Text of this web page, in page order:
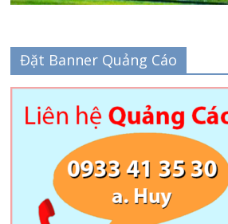
Đặt Banner Quảng Cáo